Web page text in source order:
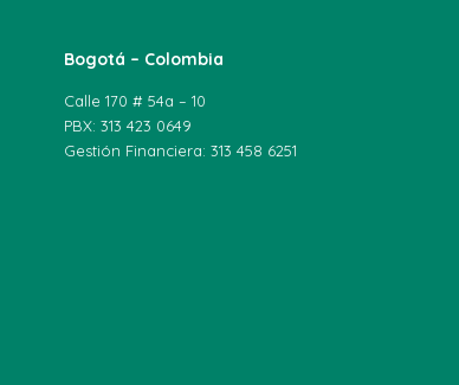
Bogotá – Colombia
Calle 170 # 54a – 10
PBX: 313 423 0649
Gestión Financiera: 313 458 6251